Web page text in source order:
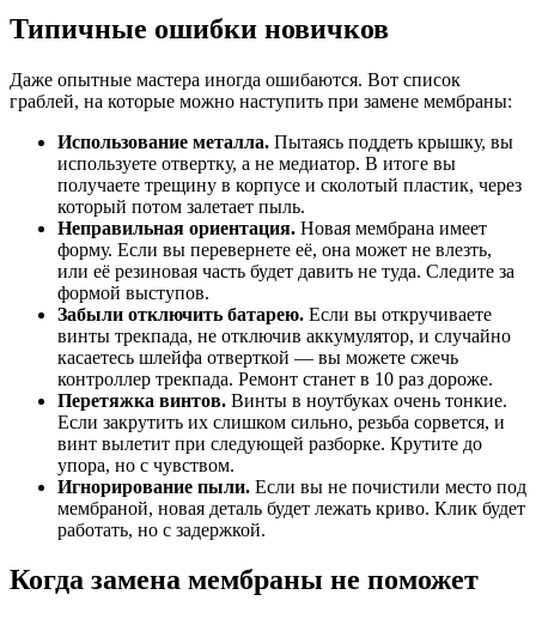
Типичные ошибки новичков
Даже опытные мастера иногда ошибаются. Вот список
граблей, на которые можно наступить при замене мембраны:
Использование металла. Пытаясь поддеть крышку, вы
используете отвертку, а не медиатор. В итоге вы
получаете трещину в корпусе и сколотый пластик, через
который потом залетает пыль.
Неправильная ориентация. Новая мембрана имеет
форму. Если вы перевернете её, она может не влезть,
или её резиновая часть будет давить не туда. Следите за
формой выступов.
Забыли отключить батарею. Если вы откручиваете
винты трекпада, не отключив аккумулятор, и случайно
касаетесь шлейфа отверткой — вы можете сжечь
контроллер трекпада. Ремонт станет в 10 раз дороже.
Перетяжка винтов. Винты в ноутбуках очень тонкие.
Если закрутить их слишком сильно, резьба сорвется, и
винт вылетит при следующей разборке. Крутите до
упора, но с чувством.
Игнорирование пыли. Если вы не почистили место под
мембраной, новая деталь будет лежать криво. Клик будет
работать, но с задержкой.
Когда замена мембраны не поможет